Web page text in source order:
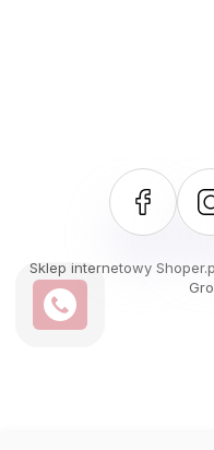
Sklep internetowy